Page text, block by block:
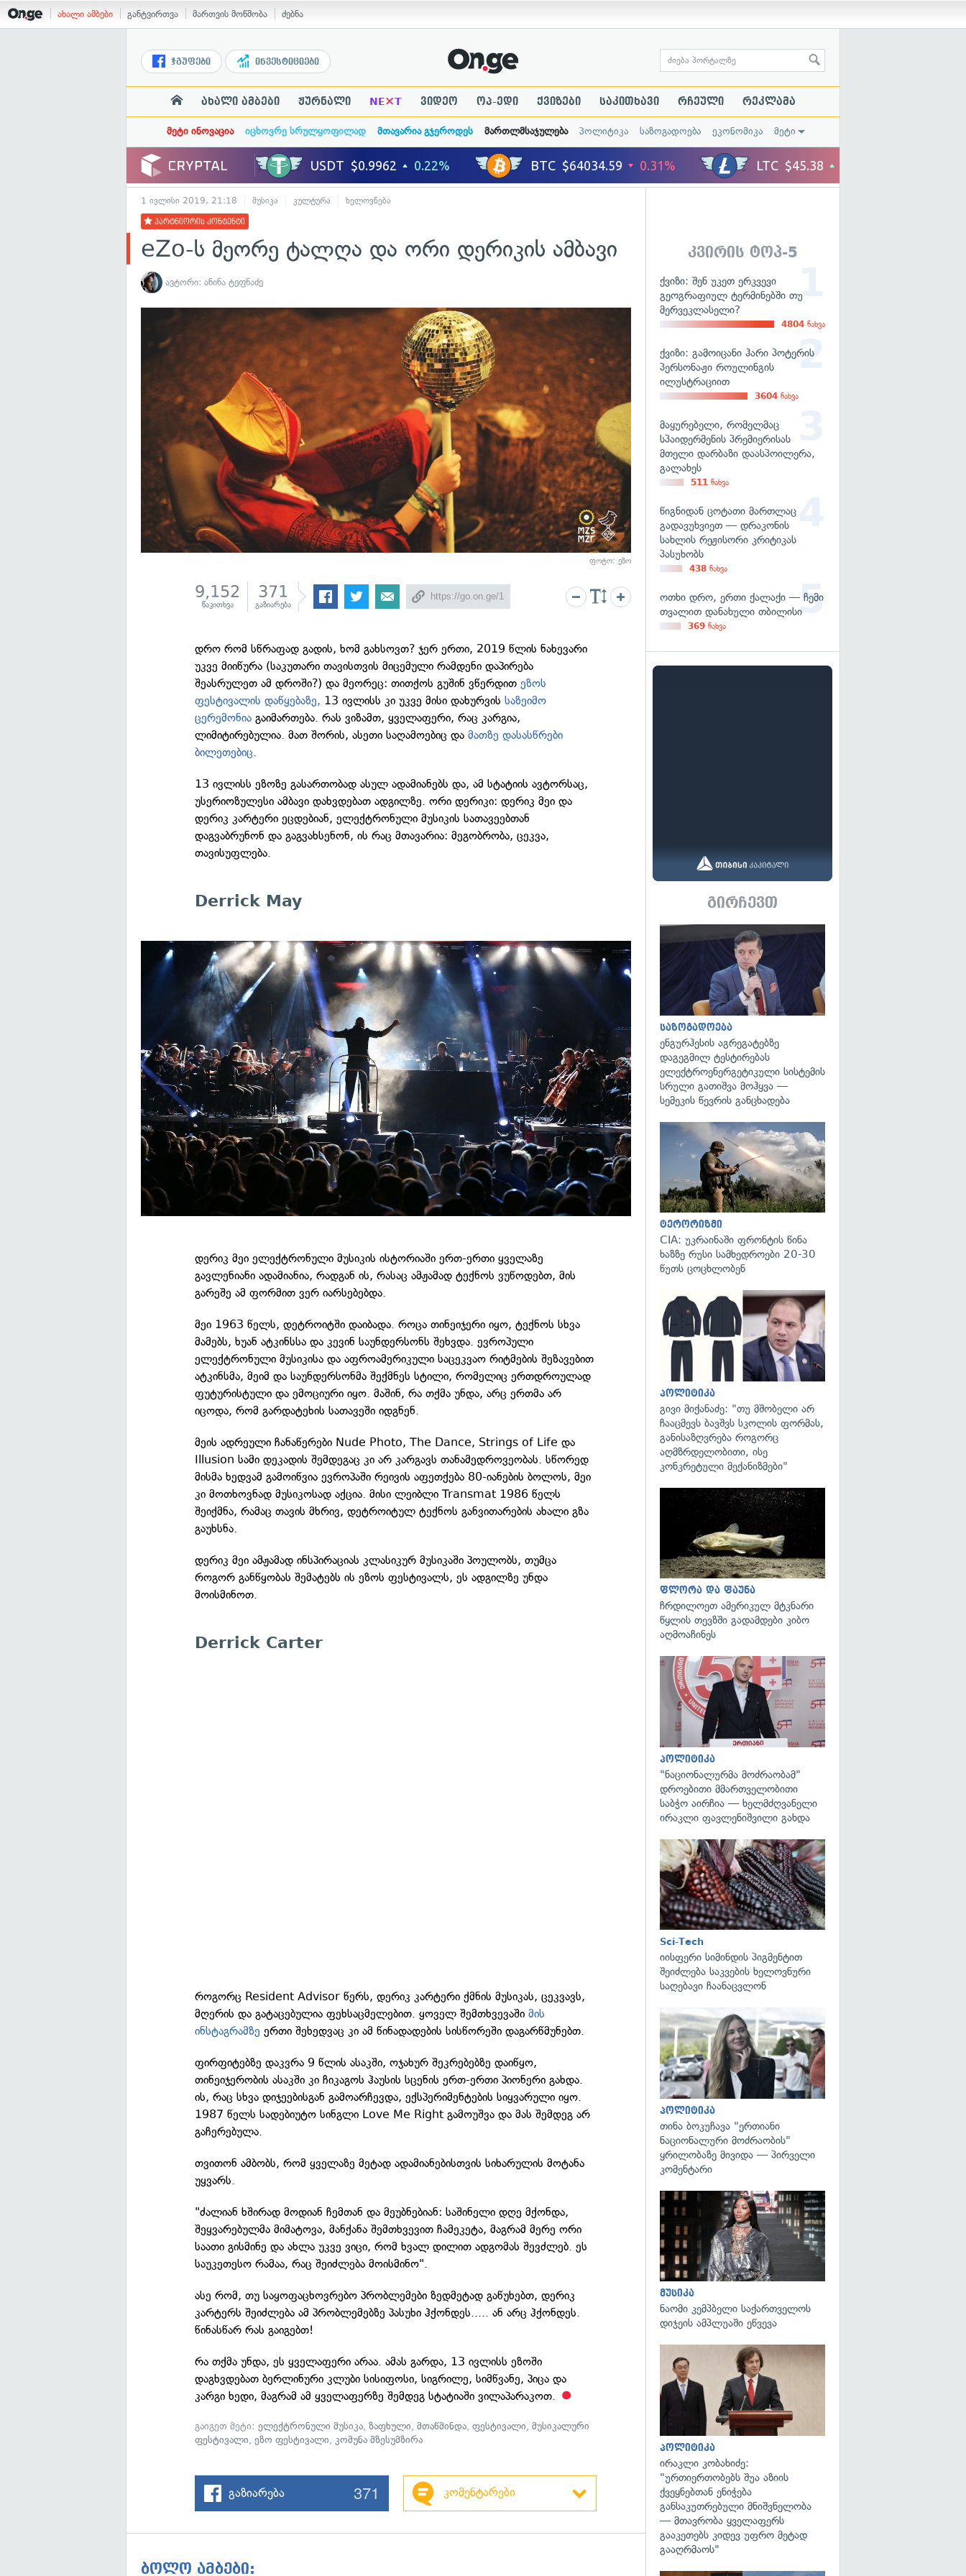
ახალი ამბები განტვირთვა მართვის მოწმობა ძებნა
ჯგუფები ინვესტიციები
ახალი ამბები ჟურნალი NE×T ვიდეო ოპ-ედი ქვიზები საკითხავი რჩეული რეკლამა
მეტი ინოვაცია იცხოვრე სრულყოფილად მთავარია გჯეროდეს მართლმსაჯულება პოლიტიკა საზოგადოება ეკონომიკა მეტი
1 ივლისი 2019, 21:18 მუსიკა კულტურა ხელოვნება
პარტნიორის კონტენტი
eZo-ს მეორე ტალღა და ორი დერიკის ამბავი
ავტორი: ანინა ტეფნაძე
ფოტო: ეზო
9,152
წაკითხვა
371
გაზიარება
დრო რომ სწრაფად გადის, ხომ გახსოვთ? ჯერ ერთი, 2019 წლის ნახევარი
უკვე მიიწურა (საკუთარი თავისთვის მიცემული რამდენი დაპირება
შეასრულეთ ამ დროში?) და მეორეც: თითქოს გუშინ ვწერდითეზოს
ფესტივალის დაწყებაზე, 13 ივლისს კი უკვე მისი დახურვისსაზეიმო
ცერემონია გაიმართება. რას ვიზამთ, ყველაფერი, რაც კარგია,
ლიმიტირებულია. მათ შორის, ასეთი საღამოებიც დამათზე დასასწრები
ბილეთებიც.
13 ივლისს ეზოზე გასართობად ასულ ადამიანებს და, ამ სტატიის ავტორსაც,
უსერიოზულესი ამბავი დახვდებათ ადგილზე. ორი დერიკი: დერიკ მეი და
დერიკ კარტერი ეცდებიან, ელექტრონული მუსიკის სათავეებთან
დაგვაბრუნონ და გაგვახსენონ, ის რაც მთავარია: მეგობრობა, ცეკვა,
თავისუფლება.
Derrick May
დერიკ მეი ელექტრონული მუსიკის ისტორიაში ერთ-ერთი ყველაზე
გავლენიანი ადამიანია, რადგან ის, რასაც ამჟამად ტექნოს ვუწოდებთ, მის
გარეშე ამ ფორმით ვერ იარსებებდა.
მეი 1963 წელს, დეტროიტში დაიბადა. როცა თინეიჯერი იყო, ტექნოს სხვა
მამებს, ხუან ატკინსსა და კევინ საუნდერსონს შეხვდა. ევროპული
ელექტრონული მუსიკისა და აფროამერიკული საცეკვაო რიტმების შეზავებით
ატკინსმა, მეიმ და საუნდერსონმა შექმნეს სტილი, რომელიც ერთდროულად
ფუტურისტული და ემოციური იყო. მაშინ, რა თქმა უნდა, არც ერთმა არ
იცოდა, რომ გარდატეხის სათავეში იდგნენ.
მეის ადრეული ჩანაწერები Nude Photo, The Dance, Strings of Life და
Illusion სამი დეკადის შემდეგაც კი არ კარგავს თანამედროვეობას. სწორედ
მისმა ხედვამ გამოიწვია ევროპაში რეივის აფეთქება 80-იანების ბოლოს, მეი
კი მოთხოვნად მუსიკოსად აქცია. მისი ლეიბლი Transmat 1986 წელს
შეიქმნა, რამაც თავის მხრივ, დეტროიტულ ტექნოს განვითარების ახალი გზა
გაუხსნა.
დერიკ მეი ამჟამად ინსპირაციას კლასიკურ მუსიკაში პოულობს, თუმცა
როგორ განწყობას შემატებს ის ეზოს ფესტივალს, ეს ადგილზე უნდა
მოისმინოთ.
Derrick Carter
როგორც Resident Advisor წერს, დერიკ კარტერი ქმნის მუსიკას, ცეკვავს,
მღერის და გატაცებულია ფეხსაცმელებით. ყოველ შემთხვევაშიმის
ინსტაგრამზე ერთი შეხედვაც კი ამ წინადადების სისწორეში დაგარწმუნებთ.
ფირფიტებზე დაკვრა 9 წლის ასაკში, ოჯახურ შეკრებებზე დაიწყო,
თინეიჯერობის ასაკში კი ჩიკაგოს ჰაუსის სცენის ერთ-ერთი პიონერი გახდა.
ის, რაც სხვა დიჯეებისგან გამოარჩევდა, ექსპერიმენტების სიყვარული იყო.
1987 წელს სადებიუტო სინგლი Love Me Right გამოუშვა და მას შემდეგ არ
გაჩერებულა.
თვითონ ამბობს, რომ ყველაზე მეტად ადამიანებისთვის სიხარულის მოტანა
უყვარს.
"ძალიან ხშირად მოდიან ჩემთან და მეუბნებიან: საშინელი დღე მქონდა,
შეყვარებულმა მიმატოვა, მანქანა შემთხვევით ჩამეკეტა, მაგრამ მერე ორი
საათი გისმინე და ახლა უკვე ვიცი, რომ ხვალ დილით ადგომას შევძლებ. ეს
საუკეთესო რამაა, რაც შეიძლება მოისმინო".
ასე რომ, თუ საყოფაცხოვრებო პრობლემები ზედმეტად გაწუხებთ, დერიკ
კარტერს შეიძლება ამ პრობლემებზე პასუხი ჰქონდეს..... ან არც ჰქონდეს.
წინასწარ რას გაიგებთ!
რა თქმა უნდა, ეს ყველაფერი არაა. ამას გარდა, 13 ივლისს ეზოში
დაგხვდებათ ბერლინური კლუბი სისიფოსი, სიგრილე, სიმწვანე, პიცა და
კარგი ხედი, მაგრამ ამ ყველაფერზე შემდეგ სტატიაში ვილაპარაკოთ.
გაიგეთ მეტი:ელექტრონული მუსიკა,ზაფხული,მთაწმინდა,ფესტივალი,მუსიკალური
ფესტივალი,ეზო ფესტივალი,კომუნა მზესუმზირა
გაზიარება 371 კომენტარები
ბოლო ამბები:
კვირის ტოპ-5
ქვიზი: შენ უკეთ ერკვევი
გეოგრაფიულ ტერმინებში თუ
მერვეკლასელი?
4804 ნახვა
ქვიზი: გამოიცანი ჰარი პოტერის
პერსონაჟი როულინგის
ილუსტრაციით
3604 ნახვა
მაყურებელი, რომელმაც
სპაიდერმენის პრემიერისას
მთელი დარბაზი დაასპოილერა,
გალახეს
511 ნახვა
წიგნიდან ცოტათი მართლაც
გადავუხვიეთ — დრაკონის
სახლის რეჟისორი კრიტიკას
პასუხობს
438 ნახვა
ოთხი დრო, ერთი ქალაქი — ჩემი
თვალით დანახული თბილისი
369 ნახვა
გირჩევთ
საზოგადოება
ენგურჰესის აგრეგატებზე
დაგეგმილ ტესტირებას
ელექტროენერგეტიკული სისტემის
სრული გათიშვა მოჰყვა —
სემეკის წევრის განცხადება
ტერორიზმი
CIA: უკრაინაში ფრონტის წინა
ხაზზე რუსი სამხედროები 20-30
წუთს ცოცხლობენ
პოლიტიკა
გივი მიქანაძე: "თუ მშობელი არ
ჩააცმევს ბავშვს სკოლის ფორმას,
განისაზღვრება როგორც
აღმზრდელობითი, ისე
კონკრეტული მექანიზმები"
ფლორა და ფაუნა
ჩრდილოეთ ამერიკულ მტკნარი
წყლის თევზში გადამდები კიბო
აღმოაჩინეს
პოლიტიკა
"ნაციონალურმა მოძრაობამ"
დროებითი მმართველობითი
საბჭო აირჩია — ხელმძღვანელი
ირაკლი ფავლენიშვილი გახდა
Sci-Tech
იისფერი სიმინდის პიგმენტით
შეიძლება საკვების ხელოვნური
საღებავი ჩაანაცვლონ
პოლიტიკა
თინა ბოკუჩავა "ერთიანი
ნაციონალური მოძრაობის"
ყრილობაზე მივიდა — პირველი
კომენტარი
მუსიკა
ნაომი კემპბელი საქართველოს
დიჯეის ამპლუაში ეწვევა
პოლიტიკა
ირაკლი კობახიძე:
"ურთიერთობებს შუა აზიის
ქვეყნებთან ენიჭება
განსაკუთრებული მნიშვნელობა
— მთავრობა ყველაფერს
გააკეთებს კიდევ უფრო მეტად
გააღრმაოს"